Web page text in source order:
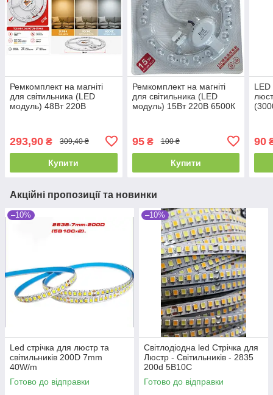
Ремкомплект на магніті
для світильника (LED
модуль) 48Вт 220В
293,90 ₴ 309,40 ₴
Купити
Ремкомплект на магніті
для світильника (LED
модуль) 15Вт 220В 6500К
95₴ 100 ₴
Купити
LED
90
Акційні пропозиції та новинки
–10%
Led стрічка для люстр та
світильників 200D 7mm
40W/m
Готово до відправки
–10%
Світлодіодна led Стрічка для
Люстр - Світильників - 2835
200d 5B10C
Готово до відправки